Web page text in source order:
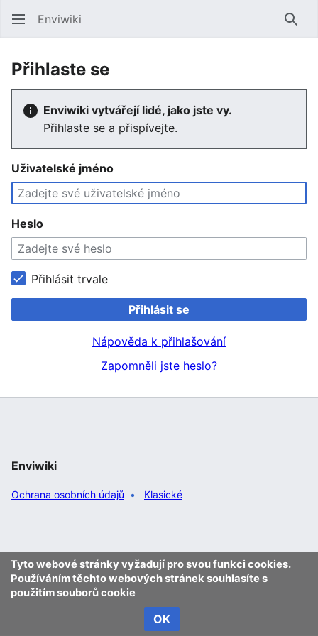
Enviwiki
Přihlaste se
Enviwiki vytvářejí lidé, jako jste vy.
Přihlaste se a přispívejte.
Uživatelské jméno
Heslo
Přihlásit trvale
Přihlásit se
Nápověda k přihlašování
Zapomněli jste heslo?
Tyto webové stránky vyžadují pro svou funkci cookies.
Používáním těchto webových stránek souhlasíte s
použitím souborů cookie
OK
Enviwiki
Ochrana osobních údajů Klasické